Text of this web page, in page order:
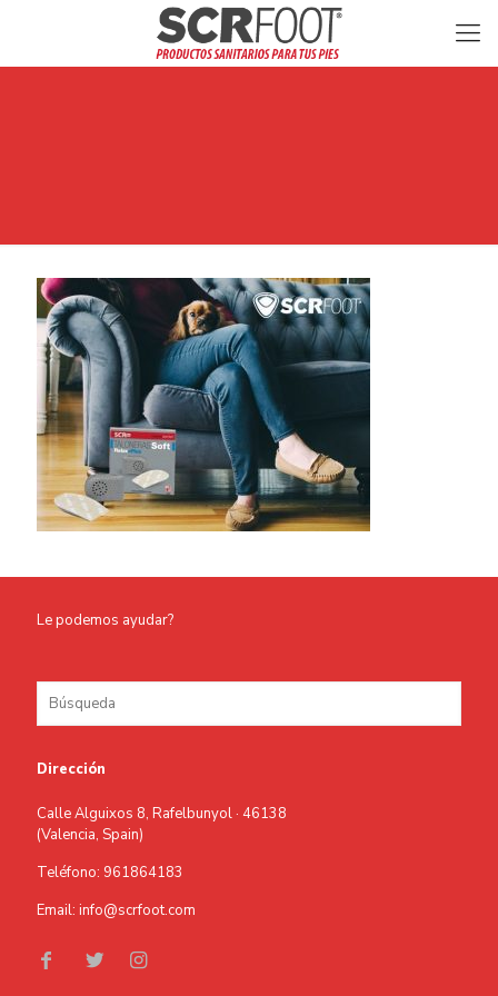
Le podemos ayudar?
Dirección
Calle Alguixos 8, Rafelbunyol · 46138
(Valencia, Spain)
Teléfono: 961864183
Email: info@scrfoot.com